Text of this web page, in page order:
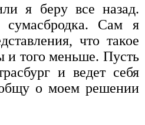
я беру все назад.
Сам я
что такое
того меньше. Пусть
и ведет себя
о моем решении